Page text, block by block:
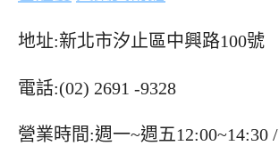
地址:新北市汐止區中興路100號
電話:(02) 2691 -9328
營業時間:週一~週五12:00~14:30 /